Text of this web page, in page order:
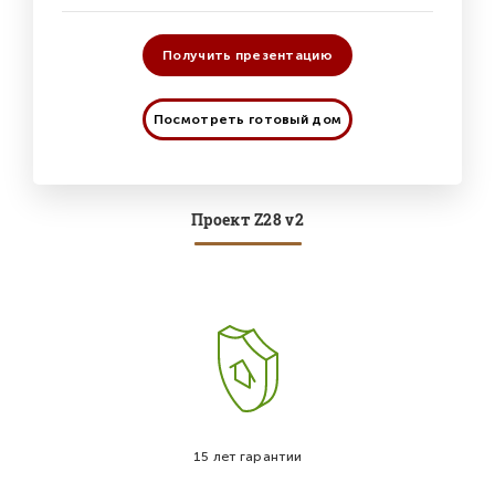
Получить презентацию
Посмотреть готовый дом
Проект Z28 v2
15 лет гарантии